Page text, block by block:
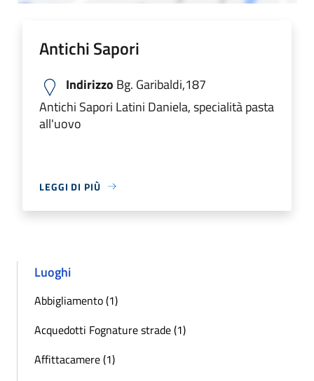
Antichi Sapori
Indirizzo Bg. Garibaldi,187
Antichi Sapori Latini Daniela, specialità pasta
all'uovo
LEGGI DI PIÙ
Luoghi
Abbigliamento (1)
Acquedotti Fognature strade (1)
Affittacamere (1)